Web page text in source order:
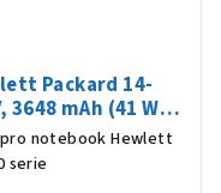
Packard 14-
mAh (41 Wh),
notebook Hewlett
serie